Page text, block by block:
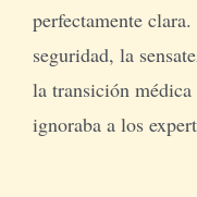
perfectamente
seguridad, la
la transición
ignoraba a los